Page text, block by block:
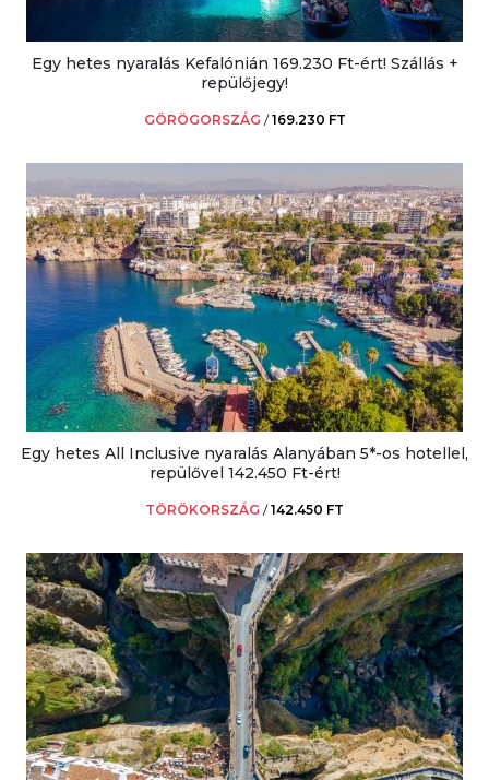
Egy hetes nyaralás Kefalónián 169.230 Ft-ért! Szállás +
repülőjegy!
GÖRÖGORSZÁG /169.230 FT
Egy hetes All Inclusive nyaralás Alanyában 5*-os hotellel,
repülővel 142.450 Ft-ért!
TÖRÖKORSZÁG /142.450 FT